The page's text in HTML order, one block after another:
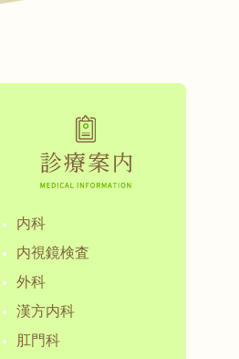
内科
内視鏡検査
外科
漢方内科
肛門科